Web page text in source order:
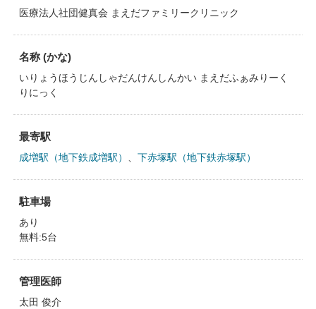
医療法人社団健真会 まえだファミリークリニック
名称 (かな)
いりょうほうじんしゃだんけんしんかい まえだふぁみりーく
りにっく
最寄駅
成増駅（地下鉄成増駅） 下赤塚駅（地下鉄赤塚駅）
駐車場
あり
無料:5台
管理医師
太田 俊介